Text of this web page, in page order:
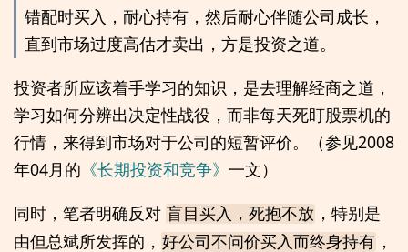
错配时买入，耐心持有，然后耐心伴随公司成长，
直到市场过度高估才卖出，方是投资之道。
投资者所应该着手学习的知识，是去理解经商之道，
学习如何分辨出决定性战役，而非每天死盯股票机的
行情，来得到市场对于公司的短暂评价。（参见2008
年04月的 《长期投资和竞争》 一文）
同时，笔者明确反对 盲目买入，死抱不放 ，特别是
由但总斌所发挥的， 好公司不问价买入而终身持有 ，